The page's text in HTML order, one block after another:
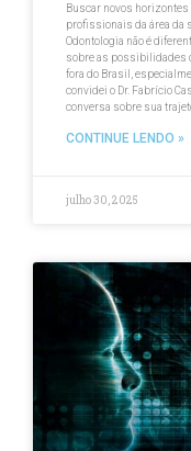
Buscar novos
profissionais da área da
Odontologia não é
sobre as possibilidades
fora do Brasil,
convidei o Dr. Fabrício
conversa sobre sua
CONTINUE LENDO »
julho 30, 2025